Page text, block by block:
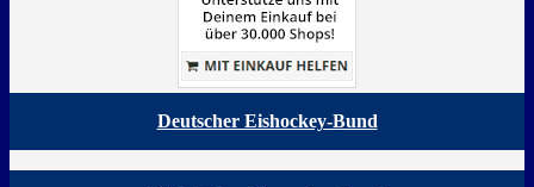
Deutscher Eishockey-Bund